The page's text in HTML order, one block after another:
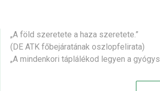
„A föld szeretete a haza szeretete.”
(DE ATK főbejáratának oszlopfelirata)
„A mindenkori táplálékod legyen a